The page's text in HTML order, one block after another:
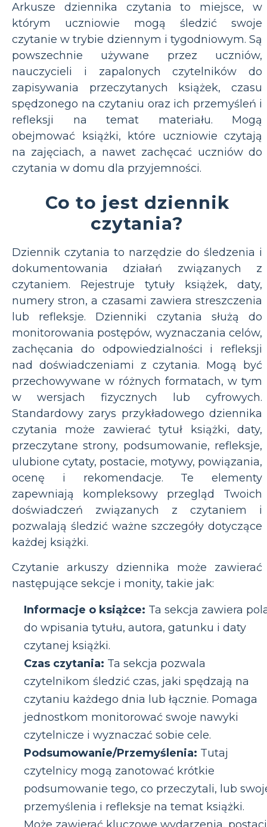
Arkusze dziennika czytania to miejsce, w
którym uczniowie mogą śledzić swoje
czytanie w trybie dziennym i tygodniowym. Są
powszechnie używane przez uczniów,
nauczycieli i zapalonych czytelników do
zapisywania przeczytanych książek, czasu
spędzonego na czytaniu oraz ich przemyśleń i
refleksji na temat materiału. Mogą
obejmować książki, które uczniowie czytają
na zajęciach, a nawet zachęcać uczniów do
czytania w domu dla przyjemności.
Co to jest dziennik
czytania?
Dziennik czytania to narzędzie do śledzenia i
dokumentowania działań związanych z
czytaniem. Rejestruje tytuły książek, daty,
numery stron, a czasami zawiera streszczenia
lub refleksje. Dzienniki czytania służą do
monitorowania postępów, wyznaczania celów,
zachęcania do odpowiedzialności i refleksji
nad doświadczeniami z czytania. Mogą być
przechowywane w różnych formatach, w tym
w wersjach fizycznych lub cyfrowych.
Standardowy zarys przykładowego dziennika
czytania może zawierać tytuł książki, daty,
przeczytane strony, podsumowanie, refleksje,
ulubione cytaty, postacie, motywy, powiązania,
ocenę i rekomendacje. Te elementy
zapewniają kompleksowy przegląd Twoich
doświadczeń związanych z czytaniem i
pozwalają śledzić ważne szczegóły dotyczące
każdej książki.
Czytanie arkuszy dziennika może zawierać
następujące sekcje i monity, takie jak:
Informacje o książce: Ta sekcja zawiera
do wpisania tytułu, autora, gatunku i daty
czytanej książki.
Czas czytania: Ta sekcja pozwala
czytelnikom śledzić czas, jaki spędzają na
czytaniu każdego dnia lub łącznie. Pomaga
jednostkom monitorować swoje nawyki
czytelnicze i wyznaczać sobie cele.
Podsumowanie/Przemyślenia: Tutaj
czytelnicy mogą zanotować krótkie
podsumowanie tego, co przeczytali, lub
przemyślenia i refleksje na temat książki.